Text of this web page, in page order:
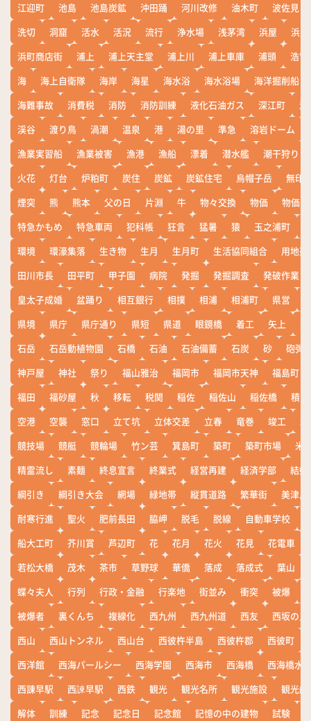
江迎町
池島 池島炭鉱 沖田踊 河川改修 油木町
波佐見
洗切
洞窟 活水 活況 流行 浄水場 浅茅湾 浜屋
浜
浜町商店街
浦上 浦上天主堂 浦上川 浦上車庫 浦頭
浩宮
海
海上自衛隊 海岸 海星 海水浴 海水浴場
海洋掘削船
海難事故
消費税 消防 消防訓練 液化石油ガス 深江町
淵
渓谷
渡り鳥 渦潮 温泉 港 湯の里 準急 溶岩ドーム
漁業実習船
漁業被害 漁港 漁船 漂着 潜水艦
潮干狩り
火花
灯台 炉粕町 炭住 炭鉱 炭鉱住宅 烏帽子岳
無印
煙突
熊 熊本 父の日 片淵 牛 物々交換 物価
物価高
特急かもめ
特急車両 犯科帳 狂言 猛暑 猿 玉之浦町
環境
環濠集落 生き物 生月 生月町 生活協同組合
用地売
田川市長
田平町 甲子園 病院 発掘 発掘調査
発破作業
皇太子成婚
盆踊り 相互銀行 相撲 相浦 相浦町 県営
県境
県庁 県庁通り 県短 県道 眼鏡橋 着工 矢上
石岳
石岳動植物園 石橋 石油 石油備蓄 石炭 砂
砲弾
神戸屋
神社 祭り 福山雅治 福岡市 福岡市天神
福島町
福田
福砂屋 秋 移転 税関 稲佐 稲佐山 稲佐橋
積雪
空港
空襲 窓口 立て坑 立体交差 立春 竜巻 竣工
競技場
競艇 競輪場 竹ン芸 箕島町 築町 築町市場
米
精霊流し
素麺 終息宣言 終業式 経営再建 経済学部
結婚
綱引き
綱引き大会 網場 緑地帯 縦貫道路 繁華街
美津島
耐寒行進
聖火 肥前長田 脇岬 脱毛 脱線 自動車学校
船大工町
芥川賞 芦辺町 花 花月 花火 花見 花電車
若松大橋
茂木 茶市 草野球 華僑 落成 落成式 葉山
蝶々夫人
行列 行政・金融 行楽地 街並み 衝突 被爆
被爆者
裏くんち 複線化 西九州 西九州道 西友
西坂の丘
西山
西山トンネル 西山台 西彼杵半島 西彼杵郡 西彼町
西洋館
西海パールシー 西海学園 西海市 西海橋
西海橋水
西諌早駅
西諫早駅 西鉄 観光 観光名所 観光施設
観光船
解体
訓練 記念 記念日 記念館 記憶の中の建物 試験